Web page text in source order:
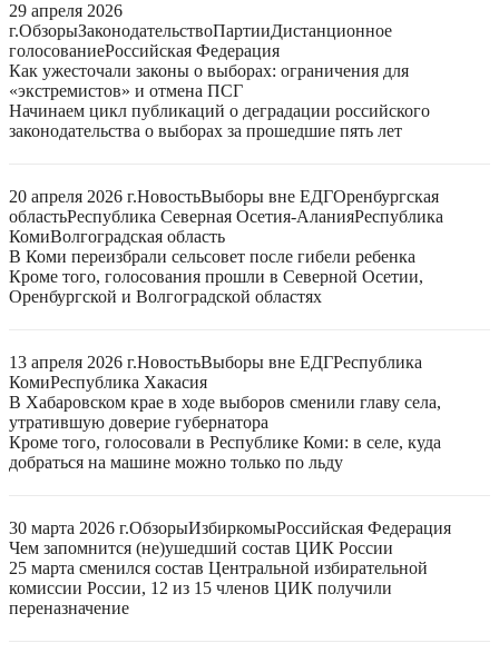
29 апреля 2026
г.ОбзорыЗаконодательствоПартииДистанционное
голосованиеРоссийская Федерация
Как ужесточали законы о выборах: ограничения для
«экстремистов» и отмена ПСГ
Начинаем цикл публикаций о деградации российского
законодательства о выборах за прошедшие пять лет
20 апреля 2026 г.НовостьВыборы вне ЕДГОренбургская
областьРеспублика Северная Осетия-АланияРеспублика
КомиВолгоградская область
В Коми переизбрали сельсовет после гибели ребенка
Кроме того, голосования прошли в Северной Осетии,
Оренбургской и Волгоградской областях
13 апреля 2026 г.НовостьВыборы вне ЕДГРеспублика
КомиРеспублика Хакасия
В Хабаровском крае в ходе выборов сменили главу села,
утратившую доверие губернатора
Кроме того, голосовали в Республике Коми: в селе, куда
добраться на машине можно только по льду
30 марта 2026 г.ОбзорыИзбиркомыРоссийская Федерация
Чем запомнится (не)ушедший состав ЦИК России
25 марта сменился состав Центральной избирательной
комиссии России, 12 из 15 членов ЦИК получили
переназначение